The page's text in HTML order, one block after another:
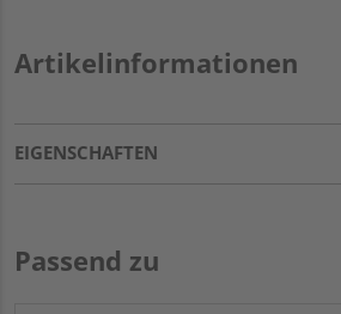
Artikelinformationen
EIGENSCHAFTEN
Passend zu